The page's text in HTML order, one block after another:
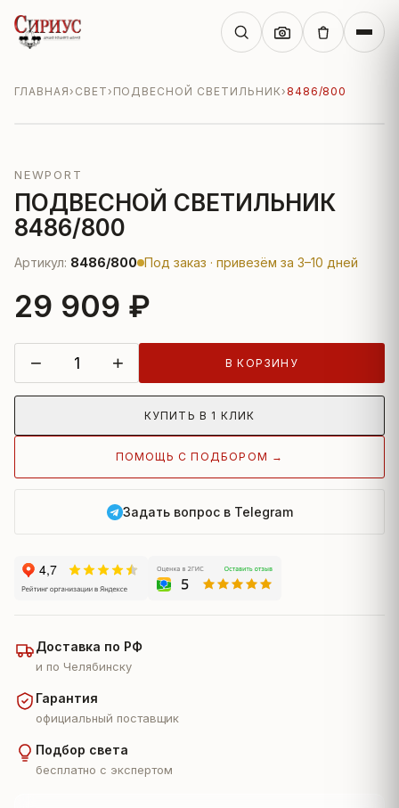
ГЛАВНАЯ› СВЕТ› ПОДВЕСНОЙ СВЕТИЛЬНИК› 8486/800
NEWPORT
ПОДВЕСНОЙ СВЕТИЛЬНИК
8486/800
Артикул: 8486/800 Под заказ · привезём за 3–10 дней
29 909 ₽
− + В КОРЗИНУ
КУПИТЬ В 1 КЛИК
ПОМОЩЬ С ПОДБОРОМ →
Задать вопрос в Telegram
Доставка по РФ
и по Челябинску
Гарантия
официальный поставщик
Подбор света
бесплатно с экспертом